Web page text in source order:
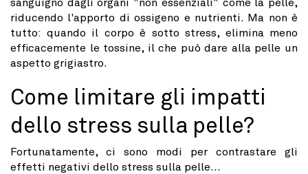
sanguigno dagli organi "non essenziali" come la pelle,
riducendo l'apporto di ossigeno e nutrienti. Ma non è
tutto: quando il corpo è sotto stress, elimina meno
efficacemente le tossine, il che può dare alla pelle un
aspetto grigiastro.
Come limitare gli impatti
dello stress sulla pelle?
Fortunatamente, ci sono modi per contrastare gli
effetti negativi dello stress sulla pelle...